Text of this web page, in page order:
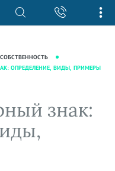
ОПРЕДЕЛЕНИЕ, ВИДЫ, ПРИМЕРЫ
знак: